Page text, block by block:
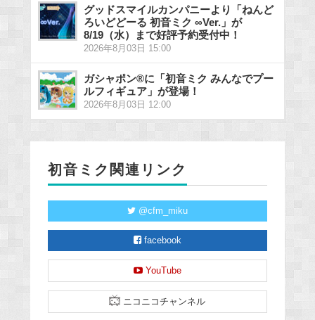
グッドスマイルカンパニーより「ねんど
ろいどどーる 初音ミク ∞Ver.」が
8/19（水）まで好評予約受付中！
2026年8月03日 15:00
ガシャポン®に「初音ミク みんなでプー
ルフィギュア」が登場！
2026年8月03日 12:00
初音ミク関連リンク
@cfm_miku
facebook
YouTube
ニコニコチャンネル